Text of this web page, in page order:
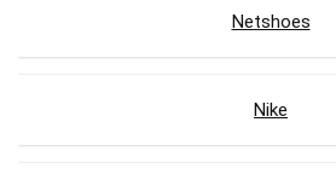
Netshoes
Nike